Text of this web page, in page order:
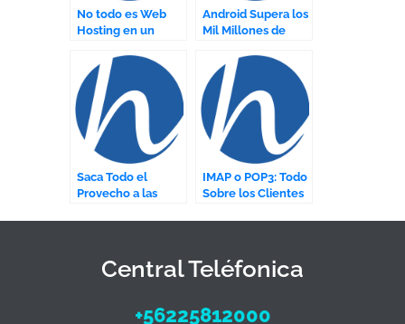
No todo es Web
Hosting en un
Android Supera los
Mil Millones de
Mundo
Saca Todo el
Provecho a las
Fan Page
IMAP o POP3: Todo
Sobre los Clientes
Central Teléfonica
+56225812000